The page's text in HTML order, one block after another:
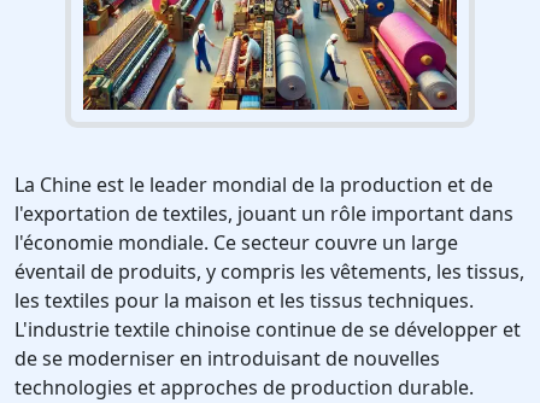
La Chine est le leader mondial de la production et de
l'exportation de textiles, jouant un rôle important dans
l'économie mondiale. Ce secteur couvre un large
éventail de produits, y compris les vêtements, les tissus,
les textiles pour la maison et les tissus techniques.
L'industrie textile chinoise continue de se développer et
de se moderniser en introduisant de nouvelles
technologies et approches de production durable.